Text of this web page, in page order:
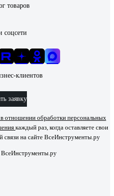
товаров
соцсети
клиентов
заявку
отношении обработки персональных
каждый раз, когда оставляете свои
на сайте ВсеИнструменты.ру